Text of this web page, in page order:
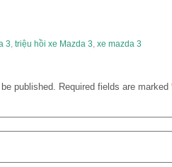
3, triệu hồi xe Mazda 3, xe mazda 3
published. Required fields are marked